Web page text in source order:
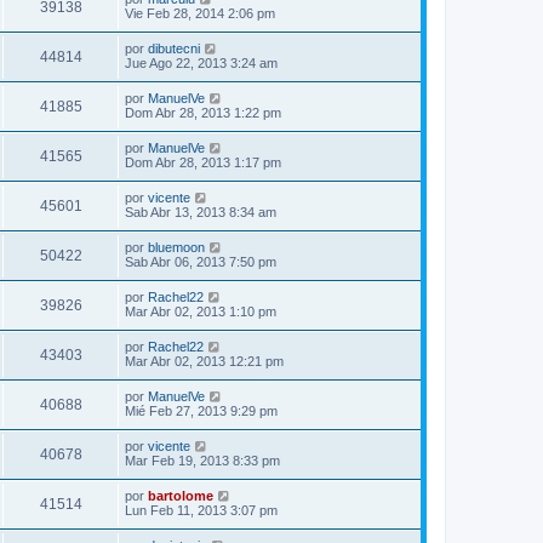
39138
Vie Feb 28, 2014 2:06 pm
44814 por dibutecni
Jue Ago 22, 2013 3:24 am
41885 por ManuelVe
Dom Abr 28, 2013 1:22 pm
41565 por ManuelVe
Dom Abr 28, 2013 1:17 pm
45601 por vicente
Sab Abr 13, 2013 8:34 am
50422 por bluemoon
Sab Abr 06, 2013 7:50 pm
39826 por Rachel22
Mar Abr 02, 2013 1:10 pm
43403 por Rachel22
Mar Abr 02, 2013 12:21 pm
40688 por ManuelVe
Mié Feb 27, 2013 9:29 pm
40678 por vicente
Mar Feb 19, 2013 8:33 pm
41514 por bartolome
Lun Feb 11, 2013 3:07 pm